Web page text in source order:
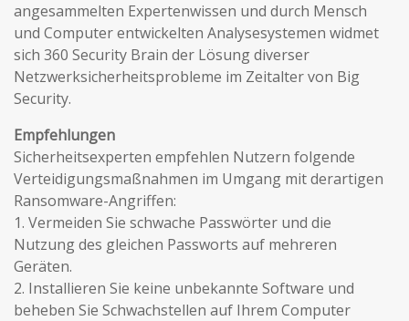
angesammelten Expertenwissen und durch Mensch
und Computer entwickelten Analysesystemen widmet
sich 360 Security Brain der Lösung diverser
Netzwerksicherheitsprobleme im Zeitalter von Big
Security.
Empfehlungen
Sicherheitsexperten empfehlen Nutzern folgende
Verteidigungsmaßnahmen im Umgang mit derartigen
Ransomware-Angriffen:
1. Vermeiden Sie schwache Passwörter und die
Nutzung des gleichen Passworts auf mehreren
Geräten.
2. Installieren Sie keine unbekannte Software und
beheben Sie Schwachstellen auf Ihrem Computer